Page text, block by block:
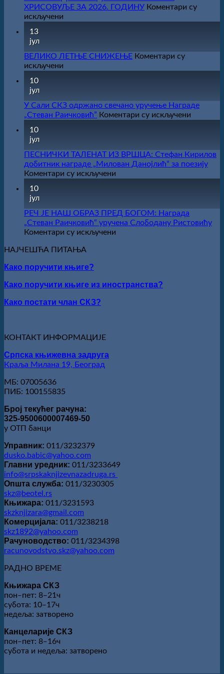
ХРИСОВУЉЕ ЗА 2026. ГОДИНУ Коментари су
искључени
ЖИЧКЕ
ЗА
13
јул
ВЕЛИКО ЛЕТЊЕ СНИЖЕЊЕ Коментари су
искључени
10
јул
У Сали СКЗ одржано свечано уручење Награде
„Стеван Раичковић” Коментари су искључени
одржано
свечано
Награде
10
јул
ПЕСНИЧКИ ТАЛЕНАТ ИЗ ВРШЦА: Стефан Кирилов
добитник награде „Милован Данојлић“ за поезију
Коментари су искључени
ВРШЦА:
Стефан
поезију
10
јул
РЕЧ ЈЕ НАШ ОБРАЗ ПРЕД БОГОМ: Награда
„Стеван Раичковић“ уручена Слободану Ристовићу
Коментари су искључени
БОГОМ:
НАЈЧЕШЋА ПИТАЊА
Како поручити књиге?
Како поручити књиге из иностранства?
Како постати члан СКЗ?
КОНТАКТ ИНФОРМАЦИЈЕ
Српска књижевна задруга
Краља Милана 19, Београд
МБ: 07005636
ПИБ: 100155835
Број текућег рачуна:
325-9500600007469-50
у ОТП банци
Управник: 011/3232379
dusko.babic@yahoo.com
Главни уредник: 011/3233649
info@srpskaknjizevnazadruga.rs
Општа служба: 011/3230305
skz@beotel.rs
Књижара: 011/3231593
skzknjizara@gmail.com
Комерцијала: 011/3238218
skz1892@yahoo.com
Рачуноводство: 011/3234398
racunovodstvo.skz@yahoo.com
РАДНО ВРЕМЕ
Књижара СКЗ
пон‒пет: 8‒21ч
субота: 10‒17ч
недеља: затворено
Канцеларије СКЗ
пон‒пет: 8‒16ч
субота и недеља: затворено